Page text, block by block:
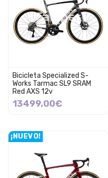
Bicicleta Specialized S-
Works Tarmac SL9 SRAM
Red AXS 12v
13499,00€
¡NUEVO!